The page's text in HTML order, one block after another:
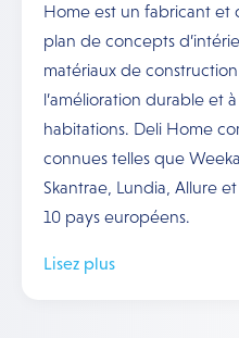
Home est un fabricant et
plan de concepts
matériaux de
l’amélioration durable et
habitations. Deli Home
connues telles que
Skantrae, Lundia, Allure
10 pays européens.
Lisez plus